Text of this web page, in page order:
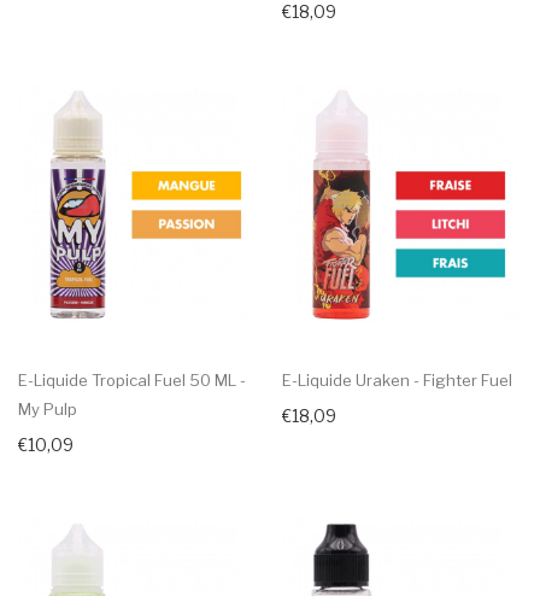
€18,09
E-Liquide Tropical Fuel 50 ML -
My Pulp
€10,09
E-Liquide Uraken - Fighter Fuel
€18,09